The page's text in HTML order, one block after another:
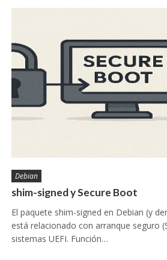
Debian
shim-signed y Secure Boot
El paquete shim-signed en Debian (y
está relacionado con arranque seguro
sistemas UEFI. Función…